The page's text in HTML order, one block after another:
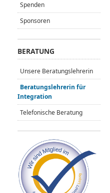
Spenden
Sponsoren
BERATUNG
Unsere Beratungslehrerin
Beratungslehrerin für
Integration
Telefonische Beratung